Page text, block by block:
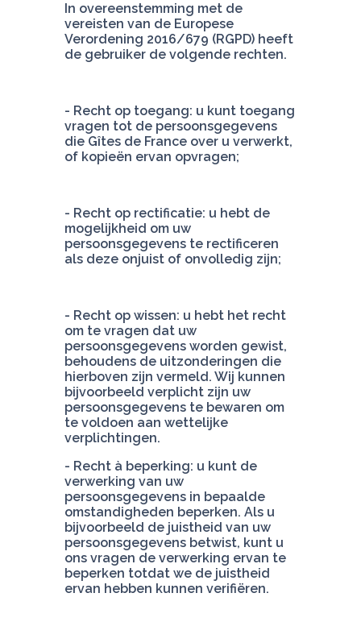
In overeenstemming met de
vereisten van de Europese
Verordening 2016/679 (RGPD) heeft
de gebruiker de volgende rechten.
- Recht op toegang: u kunt toegang
vragen tot de persoonsgegevens
die Gîtes de France over u verwerkt,
of kopieën ervan opvragen;
- Recht op rectificatie: u hebt de
mogelijkheid om uw
persoonsgegevens te rectificeren
als deze onjuist of onvolledig zijn;
- Recht op wissen: u hebt het recht
om te vragen dat uw
persoonsgegevens worden gewist,
behoudens de uitzonderingen die
hierboven zijn vermeld. Wij kunnen
bijvoorbeeld verplicht zijn uw
persoonsgegevens te bewaren om
te voldoen aan wettelijke
- Recht à beperking: u kunt de
verwerking van uw
persoonsgegevens in bepaalde
omstandigheden beperken. Als u
bijvoorbeeld de juistheid van uw
persoonsgegevens betwist, kunt u
ons vragen de verwerking ervan te
beperken totdat we de juistheid
ervan hebben kunnen verifiëren.